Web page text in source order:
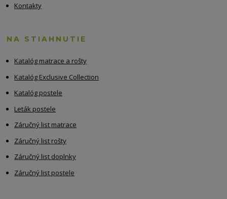
Kontakty
NA STIAHNUTIE
Katalóg matrace a rošty
Katalóg Exclusive Collection
Katalóg postele
Leták postele
Záručný list matrace
Záručný list rošty
Záručný list doplnky
Záručný list postele